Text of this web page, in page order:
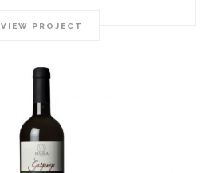
VIEW PROJECT